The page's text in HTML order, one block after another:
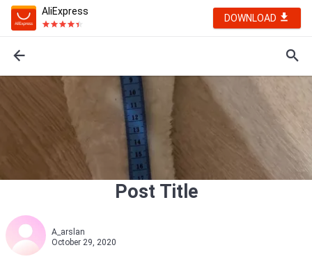
AliExpress
DOWNLOAD
Post Title
A_arslan
October 29, 2020